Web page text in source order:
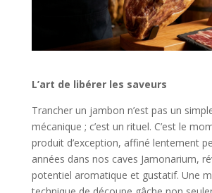
L’art de libérer les saveurs
Trancher un jambon n’est pas un
mécanique ; c’est un rituel. C’est le
produit d’exception, affiné lentement
années dans nos caves Jamonarium,
potentiel aromatique et gustatif. Une